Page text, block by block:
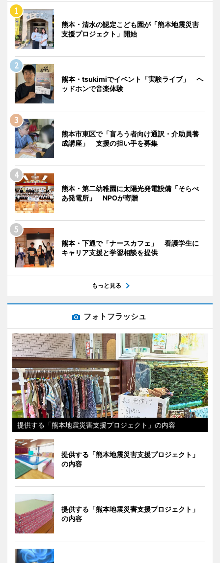
熊本・清水の認定こども園が「熊本地震災害
支援プロジェクト」開始
熊本・tsukimiでイベント「実験ライブ」 ヘ
ッドホンで音楽体験
熊本市東区で「盲ろう者向け通訳・介助員養
成講座」 支援の担い手を募集
熊本・第二幼稚園に太陽光発電設備「そらべ
あ発電所」 NPOが寄贈
熊本・下通で「ナースカフェ」 看護学生に
キャリア支援と学習相談を提供
もっと見る
フォトフラッシュ
提供する「熊本地震災害支援プロジェクト」の内容
提供する「熊本地震災害支援プロジェクト」
の内容
提供する「熊本地震災害支援プロジェクト」
の内容